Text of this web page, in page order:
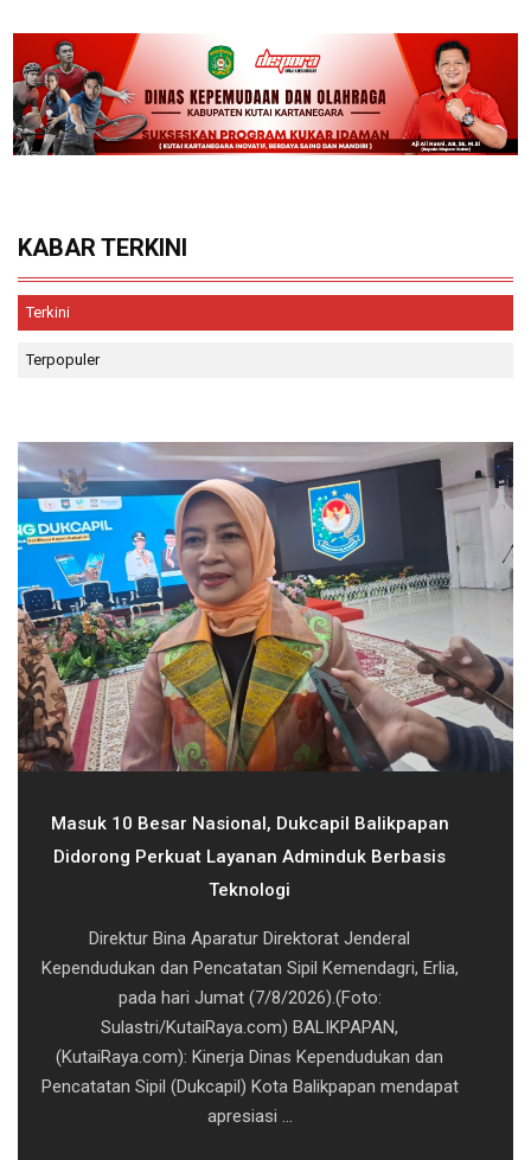
KABAR TERKINI
Terkini
Terpopuler
Masuk 10 Besar Nasional, Dukcapil Balikpapan
Didorong Perkuat Layanan Adminduk Berbasis
Teknologi
Direktur Bina Aparatur Direktorat Jenderal
Kependudukan dan Pencatatan Sipil Kemendagri, Erlia,
pada hari Jumat (7/8/2026).(Foto:
Sulastri/KutaiRaya.com) BALIKPAPAN,
(KutaiRaya.com): Kinerja Dinas Kependudukan dan
Pencatatan Sipil (Dukcapil) Kota Balikpapan mendapat
apresiasi ...